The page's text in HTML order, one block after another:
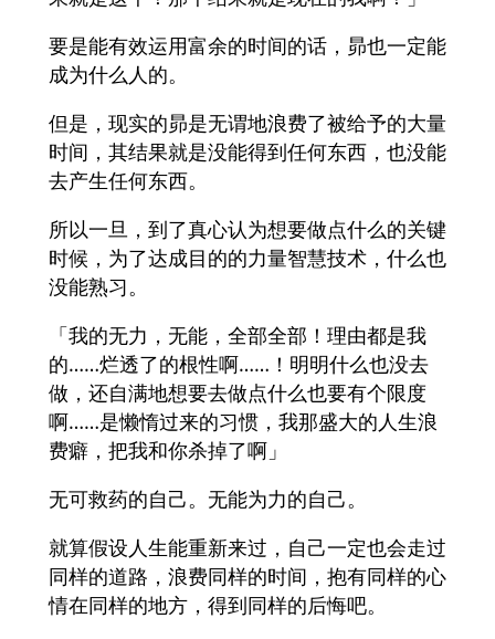
要是能有效运用富余的时间的话，昴也一定能
成为什么人的。
但是，现实的昴是无谓地浪费了被给予的大量
时间，其结果就是没能得到任何东西，也没能
去产生任何东西。
所以一旦，到了真心认为想要做点什么的关键
时候，为了达成目的的力量智慧技术，什么也
没能熟习。
「我的无力，无能，全部全部！理由都是我
的……烂透了的根性啊……！明明什么也没去
做，还自满地想要去做点什么也要有个限度
啊……是懒惰过来的习惯，我那盛大的人生浪
费癖，把我和你杀掉了啊」
无可救药的自己。无能为力的自己。
就算假设人生能重新来过，自己一定也会走过
同样的道路，浪费同样的时间，抱有同样的心
情在同样的地方，得到同样的后悔吧。